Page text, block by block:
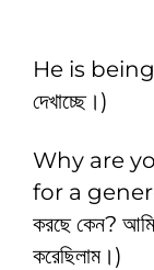
He is being
দেখাচ্ছে।)
Why are
for a
করছে কেন? আমি
করেছিলাম।)